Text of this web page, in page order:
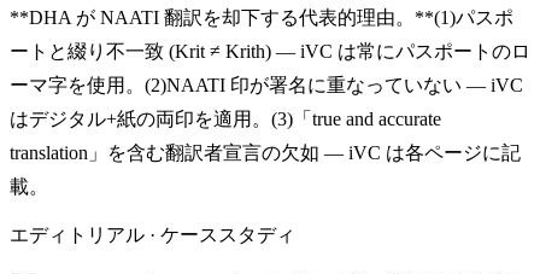
**DHA が NAATI 翻訳を却下する代表的理由。**(1)パスポ
ートと綴り不一致 (Krit ≠ Krith) — iVC は常にパスポートのロ
ーマ字を使用。(2)NAATI 印が署名に重なっていない — iVC
はデジタル+紙の両印を適用。(3)「true and accurate
translation」を含む翻訳者宣言の欠如 — iVC は各ページに記
載。
エディトリアル · ケーススタディ